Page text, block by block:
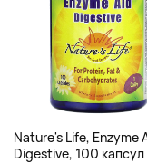
Nature's Life, Enzyme
Digestive, 100 капсул